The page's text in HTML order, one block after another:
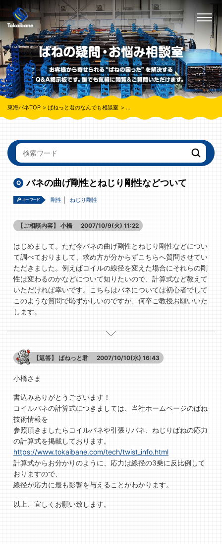
東海バネTOP ばねっと君のなんでも相談室 バネの曲げ剛性とねじり剛性などつい
バネの曲げ剛性とねじり剛性などついて
剛性 ねじり剛性
【ご相談内容】 小橋 2007/10/9(火) 11:22
はじめまして。ただ今バネの曲げ剛性とねじり剛性などについ
て調べておりまして、求め方が分からずこちらへ質問させてい
ただきました。例えばコイルの線径を変えた場合にそれらの剛
性は変わるのかなどについて知りたいので、計算式など教えて
いただければ幸いです。こちらはバネについては初心者でして
このような質問で恥ずかしいのですが、何卒ご教授お願いいた
します。
【返答】 ばねっと君 2007/10/10(水) 16:43
小橋さま
書込みありがとうございます！
コイルバネの計算式につきましては、当社ホームページのばね
技術情報を
参照頂きましたらコイルバネや引張りバネ、ねじりばねの応力
の計算式を掲載しております。
https://www.tokaibane.com/tech/twist_info.html
計算式からお分かりのように、応力は線径の3乗に反比例して
おりますので、
線径が応力に最も影響を与えることがわかります。
以上、宜しくお願い致します。